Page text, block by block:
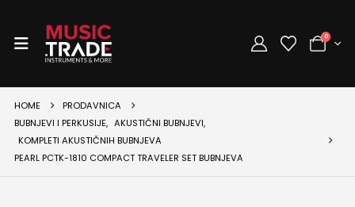
0
HOME
PRODAVNICA
BUBNJEVI I PERKUSIJE, AKUSTIČNI BUBNJEVI,
KOMPLETI AKUSTIČNIH BUBNJEVA
PEARL PCTK-1810 COMPACT TRAVELER SET BUBNJEVA